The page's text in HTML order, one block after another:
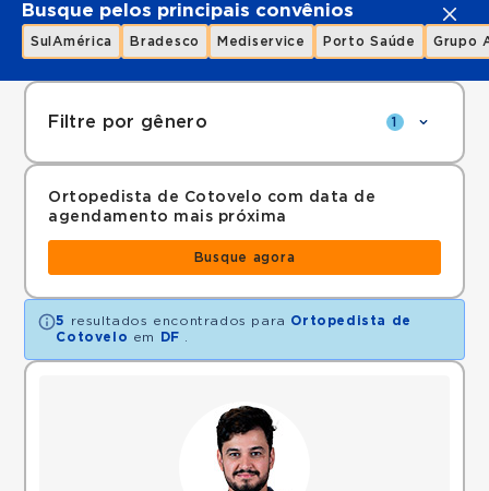
Busque pelos principais convênios
SulAmérica Bradesco Mediservice Porto Saúde Grupo
Filtre por gênero 1
Ortopedista de Cotovelo com data de
agendamento mais próxima
Busque agora
5 resultados encontrados para Ortopedista de
Cotovelo em DF